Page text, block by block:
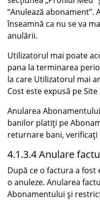
“Anulează
înseamnă ca nu se va
anulării.
Utilizatorul mai poate
pana la terminarea
la care Utilizatorul mai
Cost este expusă pe
Anularea
banilor platiți pe
returnare bani, verificați
4.1.3.4 Anulare
După ce o factura a fost
o anuleze. Anularea
Abonamentului și